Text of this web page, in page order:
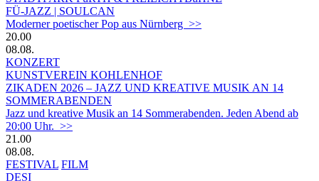
FÜ-JAZZ | SOULCAN
Moderner poetischer Pop aus Nürnberg >>
20.00
08.08.
KONZERT
KUNSTVEREIN KOHLENHOF
ZIKADEN 2026 – JAZZ UND KREATIVE MUSIK AN 14
SOMMERABENDEN
Jazz und kreative Musik an 14 Sommerabenden. Jeden Abend ab
20:00 Uhr. >>
21.00
08.08.
FESTIVAL FILM
DESI